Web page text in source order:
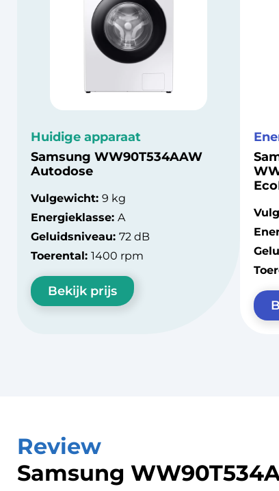
Huidige apparaat
Samsung WW90T534AAW
Autodose
Vulgewicht: 9 kg
Energieklasse: A
Geluidsniveau: 72 dB
Toerental: 1400 rpm
Bekijk prijs
Review
Samsung